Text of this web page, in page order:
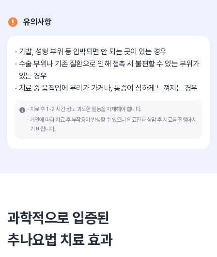
유의사항
가발, 성형 부위 등 압박되면 안 되는 곳이 있는 경우
수술 부위나 기존 질환으로 인해 접촉 시 불편할 수 있는 부위가
있는 경우
치료 중 움직임에 무리가 가거나, 통증이 심하게 느껴지는 경우
치료 후 1~2 시간 정도 과도한 활동을 자제해야 합니다.
개인에 따라 치료 후 부작용이 발생할 수 있으니 의료진과 상담 후 치료를 진행하시
기 바랍니다.
과학적으로 입증된
추나요법 치료 효과